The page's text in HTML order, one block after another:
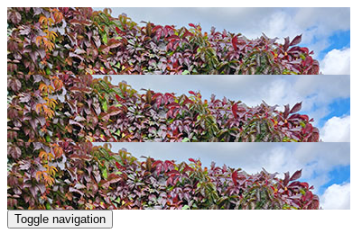
Toggle navigation